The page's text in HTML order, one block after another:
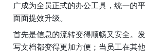
广成为全员正式的办公工具，统一的
面面提效升级。
首先是信息的流转变得顺畅又安全。
写文档都变得更加方便；当员工在其